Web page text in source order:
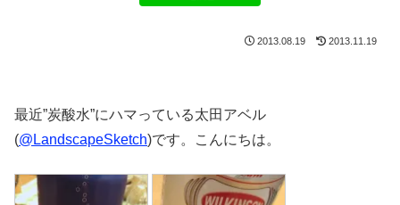
2013.08.19 2013.11.19
最近”炭酸水”にハマっている太田アベル
(@LandscapeSketch)です。こんにちは。